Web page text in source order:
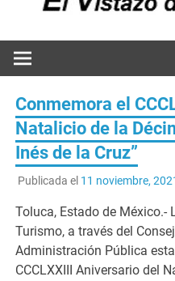
Conmemora el
Natalicio de la
Inés de la Cruz”
Publicada el 11 noviembre,
Toluca, Estado de México.-
Turismo, a través del
Administración Pública
CCCLXXIII Aniversario del